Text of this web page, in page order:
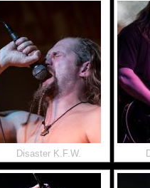
Disaster K.F.W.